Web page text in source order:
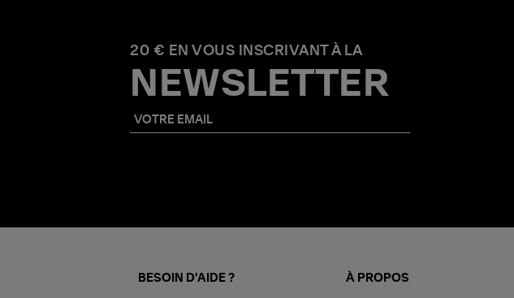
20 € EN VOUS INSCRIVANT À LA
NEWSLETTER
BESOIN D'AIDE ? À PROPOS